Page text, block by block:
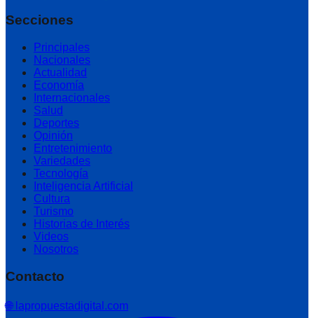
Secciones
Principales
Nacionales
Actualidad
Economía
Internacionales
Salud
Deportes
Opinión
Entretenimiento
Variedades
Tecnología
Inteligencia Artificial
Cultura
Turismo
Historias de Interés
Videos
Nosotros
Contacto
🌐 lapropuestadigital.com